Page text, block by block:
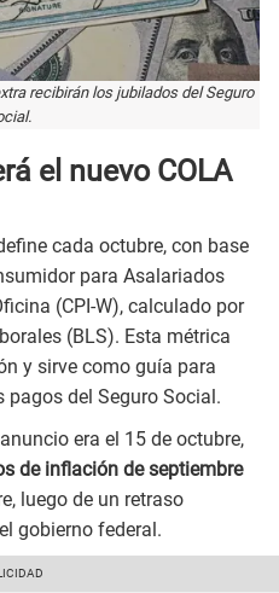
recibirán los jubilados del Seguro
el nuevo COLA
cada octubre, con base
para Asalariados
(CPI-W), calculado por
(BLS). Esta métrica
y sirve como guía para
del Seguro Social.
era el 15 de octubre,
de inflación de septiembre
luego de un retraso
gobierno federal.